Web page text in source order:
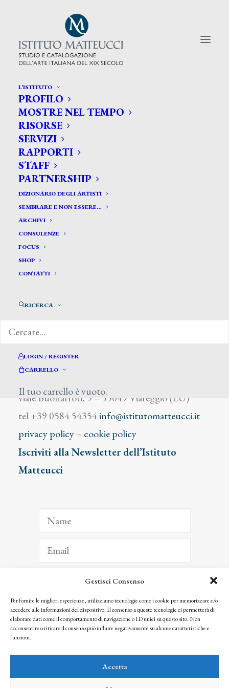
Gestisci Consenso
Per fornire le migliori esperienze, utilizziamo tecnologie come i cookie per memorizzare e/o
accedere alle informazioni del dispositivo. Il consenso a queste tecnologie ci permetterà di
elaborare dati come il comportamento di navigazione o ID unici su questo sito. Non
acconsentire o ritirare il consenso può influire negativamente su alcune caratteristiche e
funzioni.
Accetta
L’ISTITUTO
PROFILO
MOSTRE NEL TEMPO
RISORSE
SERVIZI
RAPPORTI
STAFF
PARTNERSHIP
DIZIONARIO DEGLI ARTISTI
SEMBRARE E NON ESSERE…
ARCHIVI
CONSULENZE
FOCUS
SHOP
CONTATTI
RICERCA
LOGIN / REGISTER
CARRELLO
Il tuo carrello è vuoto.
CERCA TRA GLI ARTISTI:
Search
for:
Longoni G.
viale Buonarroti, 9 – 55049 Viareggio (LU)
tel +39 0584 54354info@istitutomatteucci.it
privacy policy– cookie policy
Iscriviti alla Newsletter dell’Istituto
Matteucci
ISCRIVITI
Facendo clic per iscriverti, riconosci che le tue informazioni saranno trattate
seguendo la nostra Privacy Policy
© 2025 Istituto Matteucci. All right reserved
l’autorizzazione scritta dei proprietari dei diritti e dell’Istituto Matteucci